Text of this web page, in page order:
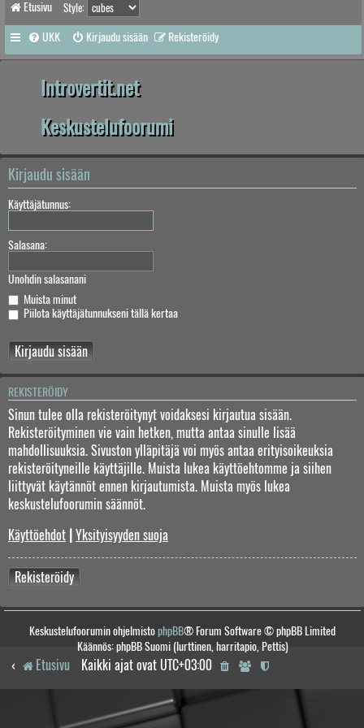
Etusivu Style:
UKK Kirjaudu sisään Rekisteröidy
Introvertit.net
Keskustelufoorumi
Kirjaudu sisään
Käyttäjätunnus:
Salasana:
Unohdin salasanani
Muista minut
Piilota käyttäjätunnukseni tällä kertaa
REKISTERÖIDY
Sinun tulee olla rekisteröitynyt voidaksesi kirjautua sisään.
Rekisteröityminen vie vain hetken, mutta antaa sinulle lisää
mahdollisuuksia. Sivuston ylläpitäjä voi myös antaa erityisoikeuksia
rekisteröityneille käyttäjille. Muista lukea käyttöehtomme ja siihen
liittyvät käytännöt ennen kirjautumista. Muista myös lukea
keskustelufoorumin säännöt.
Käyttöehdot Yksityisyyden suoja
Rekisteröidy
Keskustelufoorumin ohjelmistophpBB® Forum Software © phpBB Limited
Käännös: phpBB Suomi (lurttinen, harritapio, Pettis)
Etusivu Kaikki ajat ovat UTC+03:00